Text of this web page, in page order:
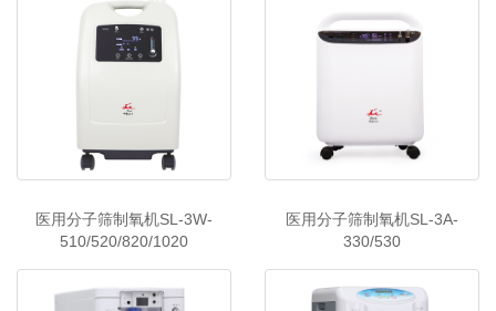
医用分子筛制氧机SL-3W-
510/520/820/1020
医用分子筛制氧机SL-3A-
330/530